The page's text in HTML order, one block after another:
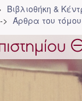
Βιβλιοθήκη &
Άρθρα του